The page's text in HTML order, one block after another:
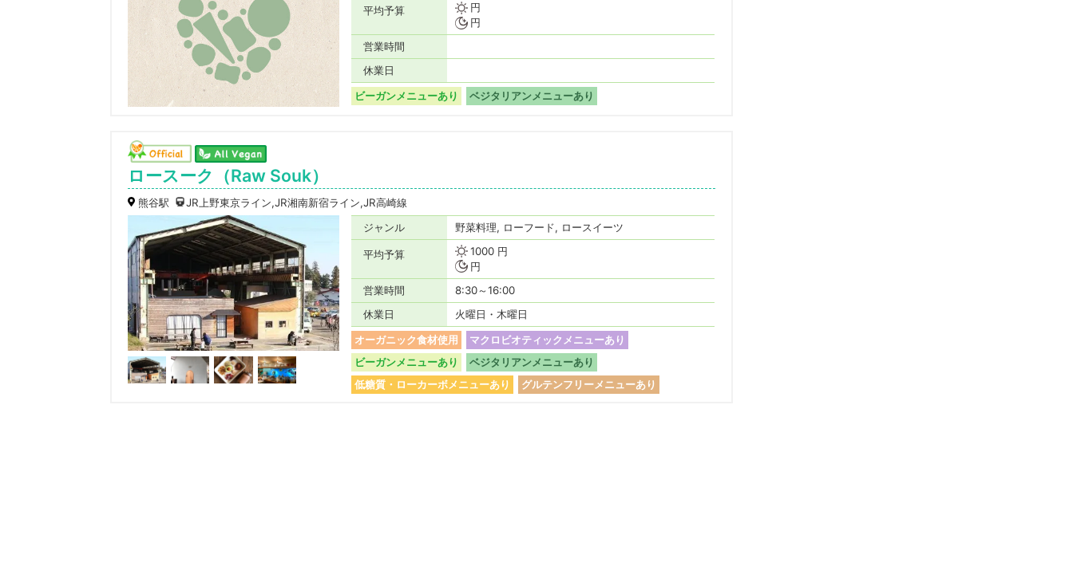
平均予算
円
円
営業時間
休業日
ビーガンメニューあり
ベジタリアンメニューあり
ロースーク（Raw Souk）
熊谷駅
JR上野東京ライン,JR湘南新宿ライン,JR高崎線
ジャンル
野菜料理, ローフード, ロースイーツ
平均予算
1000 円
円
営業時間
8:30～16:00
休業日
火曜日・木曜日
オーガニック食材使用
マクロビオティックメニューあり
ビーガンメニューあり
ベジタリアンメニューあり
低糖質・ローカーボメニューあり
グルテンフリーメニューあり